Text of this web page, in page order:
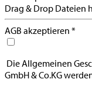
Drag & Drop Dateien
AGB akzeptieren *
Die Allgemeinen
GmbH & Co.KG